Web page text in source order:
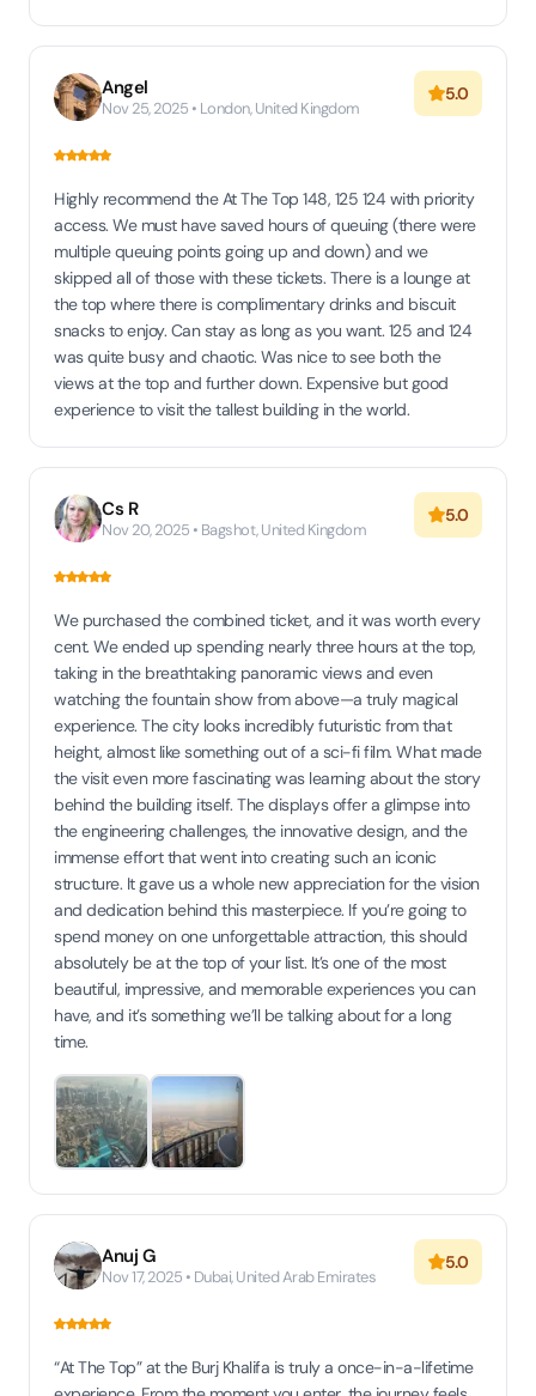
Angel
Nov 25, 2025 • London, United Kingdom
5.0
Highly recommend the At The Top 148, 125 124 with priority
access. We must have saved hours of queuing (there were
multiple queuing points going up and down) and we
skipped all of those with these tickets. There is a lounge at
the top where there is complimentary drinks and biscuit
snacks to enjoy. Can stay as long as you want. 125 and 124
was quite busy and chaotic. Was nice to see both the
views at the top and further down. Expensive but good
experience to visit the tallest building in the world.
Cs R
Nov 20, 2025 • Bagshot, United Kingdom
5.0
We purchased the combined ticket, and it was worth every
cent. We ended up spending nearly three hours at the top,
taking in the breathtaking panoramic views and even
watching the fountain show from above—a truly magical
experience. The city looks incredibly futuristic from that
height, almost like something out of a sci-fi film. What made
the visit even more fascinating was learning about the story
behind the building itself. The displays offer a glimpse into
the engineering challenges, the innovative design, and the
immense effort that went into creating such an iconic
structure. It gave us a whole new appreciation for the vision
and dedication behind this masterpiece. If you’re going to
spend money on one unforgettable attraction, this should
absolutely be at the top of your list. It’s one of the most
beautiful, impressive, and memorable experiences you can
have, and it’s something we’ll be talking about for a long
time.
Anuj G
Nov 17, 2025 • Dubai, United Arab Emirates
5.0
“At The Top” at the Burj Khalifa is truly a once-in-a-lifetime